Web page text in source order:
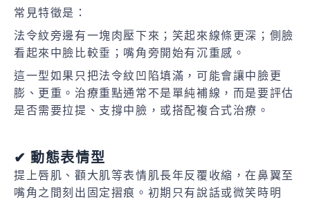
常見特徵是：
法令紋旁邊有一塊肉壓下來；笑起來線條更深；側臉
看起來中臉比較垂；嘴角旁開始有沉重感。
這一型如果只把法令紋凹陷填滿，可能會讓中臉更
膨、更重。治療重點通常不是單純補線，而是要評估
是否需要拉提、支撐中臉，或搭配複合式治療。
✔ 動態表情型
提上唇肌、顴大肌等表情肌長年反覆收縮，在鼻翼至
嘴角之間刻出固定摺痕。初期只有說話或微笑時明